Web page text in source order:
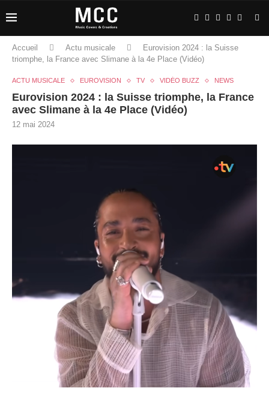
Accueil Actu musicale
Eurovision 2024 : la Suisse
triomphe, la France avec Slimane à la 4e Place (Vidéo)
ACTU MUSICALE EUROVISION TV VIDÉO BUZZ NEWS
Eurovision 2024 : la Suisse triomphe, la France
avec Slimane à la 4e Place (Vidéo)
12 mai 2024